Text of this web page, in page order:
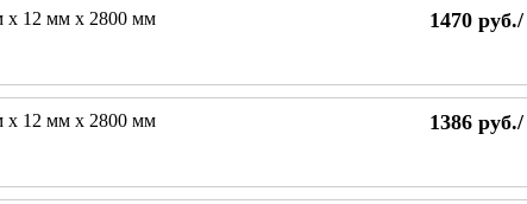
х 12 мм х 2800 мм
1470 руб./
х 12 мм х 2800 мм
1386 руб./